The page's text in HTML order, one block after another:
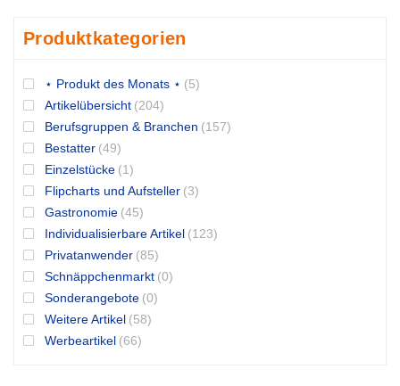
Produktkategorien
⋆ Produkt des Monats ⋆ (5)
Artikelübersicht (204)
Berufsgruppen & Branchen (157)
Bestatter (49)
Einzelstücke (1)
Flipcharts und Aufsteller (3)
Gastronomie (45)
Individualisierbare Artikel (123)
Privatanwender (85)
Schnäppchenmarkt (0)
Sonderangebote (0)
Weitere Artikel (58)
Werbeartikel (66)